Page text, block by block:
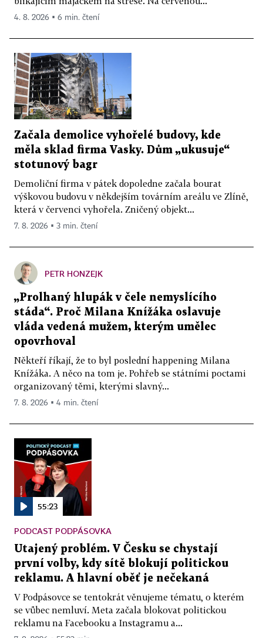
4. 8. 2026 ▪ 6 min. čtení
Začala demolice vyhořelé budovy, kde
měla sklad firma Vasky. Dům „ukusuje“
stotunový bagr
Demoliční firma v pátek dopoledne začala bourat
výškovou budovu v někdejším továrním areálu ve Zlíně,
která v červenci vyhořela. Zničený objekt...
7. 8. 2026 ▪ 3 min. čtení
PETR HONZEJK
„Prolhaný hlupák v čele nemyslícího
stáda“. Proč Milana Knížáka oslavuje
vláda vedená mužem, kterým umělec
opovrhoval
Někteří říkají, že to byl poslední happening Milana
Knížáka. A něco na tom je. Pohřeb se státními poctami
organizovaný těmi, kterými slavný...
7. 8. 2026 ▪ 4 min. čtení
55:23
PODCAST PODPÁSOVKA
Utajený problém. V Česku se chystají
první volby, kdy sítě blokují politickou
reklamu. A hlavní oběť je nečekaná
V Podpásovce se tentokrát věnujeme tématu, o kterém
se vůbec nemluví. Meta začala blokovat politickou
reklamu na Facebooku a Instagramu a...